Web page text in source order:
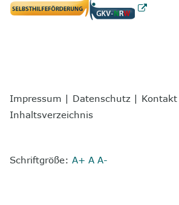
Impressum | Datenschutz | Kontakt
Inhaltsverzeichnis
Schriftgröße: A+ A A-